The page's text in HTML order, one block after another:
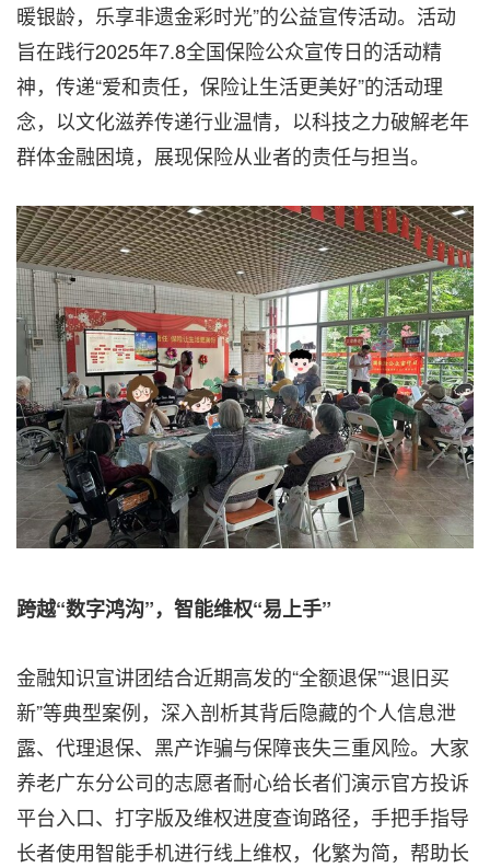
暖银龄，乐享非遗金彩时光”的公益宣传活动。活动
旨在践行2025年7.8全国保险公众宣传日的活动精
神，传递“爱和责任，保险让生活更美好”的活动理
念，以文化滋养传递行业温情，以科技之力破解老年
群体金融困境，展现保险从业者的责任与担当。
跨越“数字鸿沟”，智能维权“易上手”
金融知识宣讲团结合近期高发的“全额退保”“退旧买
新”等典型案例，深入剖析其背后隐藏的个人信息泄
露、代理退保、黑产诈骗与保障丧失三重风险。大家
养老广东分公司的志愿者耐心给长者们演示官方投诉
平台入口、打字版及维权进度查询路径，手把手指导
长者使用智能手机进行线上维权，化繁为简，帮助长